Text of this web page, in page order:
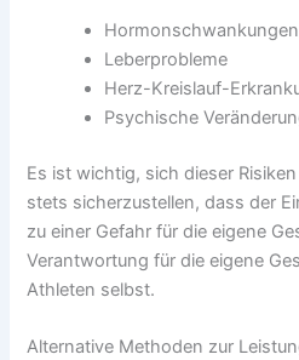
Hormonschwankungen
Leberprobleme
Herz-Kreislauf-
Psychische
Es ist wichtig, sich dieser
stets sicherzustellen, dass der
zu einer Gefahr für die eigene
Verantwortung für die eigene
Athleten selbst.
Alternative Methoden zur